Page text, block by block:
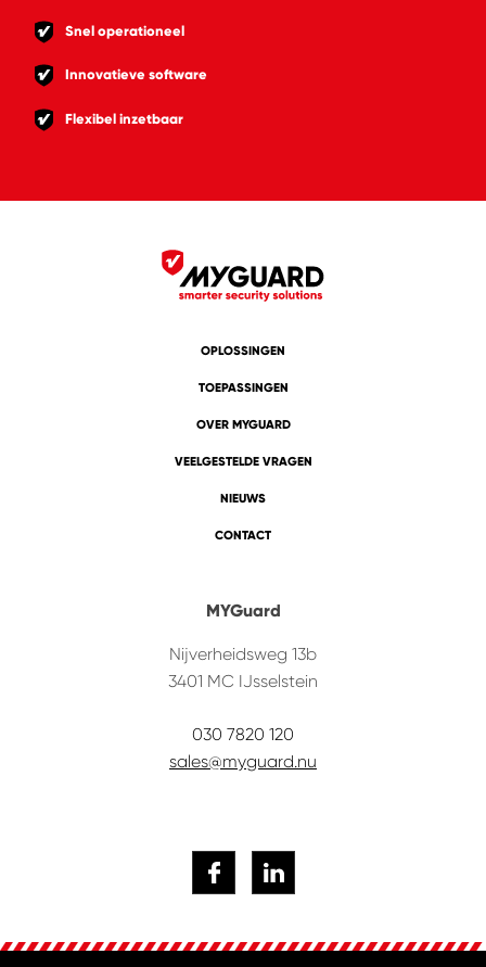
Snel operationeel
Innovatieve software
Flexibel inzetbaar
OPLOSSINGEN
TOEPASSINGEN
OVER MYGUARD
VEELGESTELDE VRAGEN
NIEUWS
CONTACT
MYGuard
Nijverheidsweg 13b
3401 MC IJsselstein
030 7820 120
sales@myguard.nu